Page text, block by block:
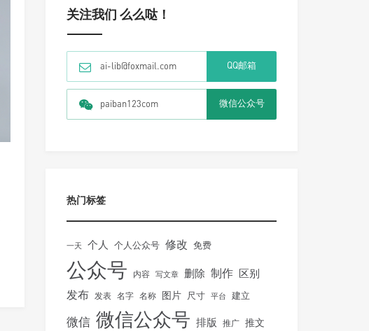
关注我们 么么哒！
ai-lib@foxmail.com QQ邮箱
paiban123com 微信公众号
热门标签
一天 个人 个人公众号 修改 免费
公众号 内容 写文章 删除 制作 区别
发布 发表 名字 名称 图片 尺寸 平台 建立
微信 微信公众号 排版 推广 推文